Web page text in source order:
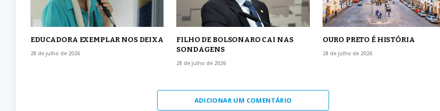
EDUCADORA EXEMPLAR NOS DEIXA
28 de julho de 2026
FILHO DE BOLSONARO CAI NAS
SONDAGENS
28 de julho de 2026
OURO PRETO É HISTÓRIA
28 de julho de 2026
ADICIONAR UM COMENTÁRIO